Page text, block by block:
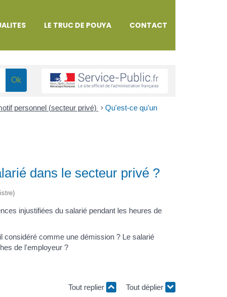
LE TRUC DE POUYA CONTACT
personnel (secteur privé) > Qu'est-ce qu'un
dans le secteur privé ?
injustifiées du salarié pendant les heures de
considéré comme une démission ? Le salarié
de l'employeur ?
Tout replier Tout déplier